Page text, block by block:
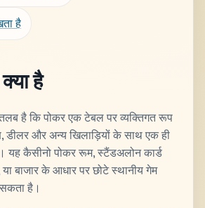
है
है
है कि पोकर एक टेबल पर व्यक्तिगत रूप
डीलर और अन्य खिलाड़ियों के साथ एक ही
यह कैसीनो पोकर रूम, स्टैंडअलोन कार्ड
बाजार के आधार पर छोटे स्थानीय गेम
है।